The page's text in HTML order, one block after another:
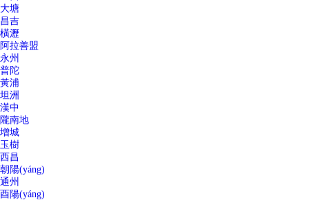
大塘
昌吉
橫瀝
阿拉善盟
永州
普陀
黃浦
坦洲
漢中
隴南地
增城
玉樹
西昌
朝陽(yáng)
通州
酉陽(yáng)